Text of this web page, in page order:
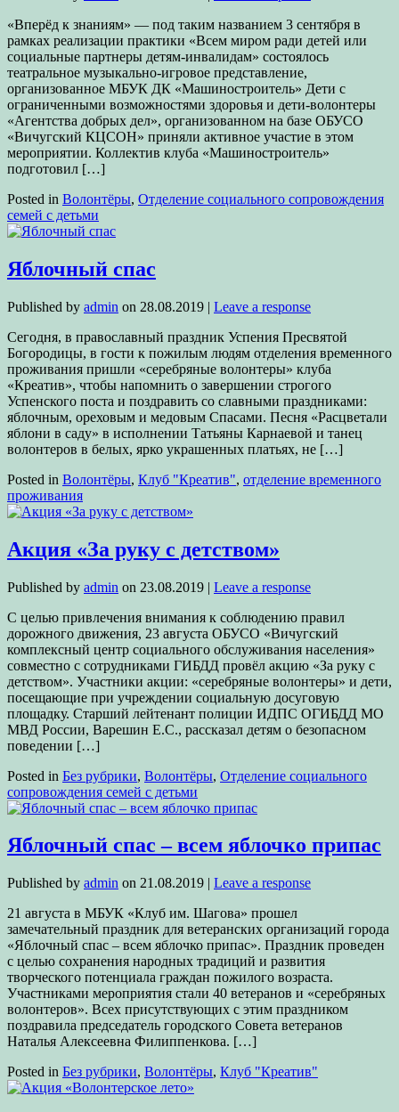
«Вперёд к знаниям» — под таким названием 3 сентября в
рамках реализации практики «Всем миром ради детей или
социальные партнеры детям-инвалидам» состоялось
театральное музыкально-игровое представление,
организованное МБУК ДК «Машиностроитель» Дети с
ограниченными возможностями здоровья и дети-волонтеры
«Агентства добрых дел», организованном на базе ОБУСО
«Вичугский КЦСОН» приняли активное участие в этом
мероприятии. Коллектив клуба «Машиностроитель»
подготовил […]
Posted in Волонтёры, Отделение социального сопровождения
семей с детьми
Яблочный спас
Published by admin on 28.08.2019 | Leave a response
Сегодня, в православный праздник Успения Пресвятой
Богородицы, в гости к пожилым людям отделения временного
проживания пришли «серебряные волонтеры» клуба
«Креатив», чтобы напомнить о завершении строгого
Успенского поста и поздравить со славными праздниками:
яблочным, ореховым и медовым Спасами. Песня «Расцветали
яблони в саду» в исполнении Татьяны Карнаевой и танец
волонтеров в белых, ярко украшенных платьях, не […]
Posted in Волонтёры, Клуб "Креатив", отделение временного
проживания
Акция «За руку с детством»
Published by admin on 23.08.2019 | Leave a response
С целью привлечения внимания к соблюдению правил
дорожного движения, 23 августа ОБУСО «Вичугский
комплексный центр социального обслуживания населения»
совместно с сотрудниками ГИБДД провёл акцию «За руку с
детством». Участники акции: «серебряные волонтеры» и дети,
посещающие при учреждении социальную досуговую
площадку. Старший лейтенант полиции ИДПС ОГИБДД МО
МВД России, Варешин Е.С., рассказал детям о безопасном
поведении […]
Posted in Без рубрики, Волонтёры, Отделение социального
сопровождения семей с детьми
Яблочный спас – всем яблочко припас
Published by admin on 21.08.2019 | Leave a response
21 августа в МБУК «Клуб им. Шагова» прошел
замечательный праздник для ветеранских организаций города
«Яблочный спас – всем яблочко припас». Праздник проведен
с целью сохранения народных традиций и развития
творческого потенциала граждан пожилого возраста.
Участниками мероприятия стали 40 ветеранов и «серебряных
волонтеров». Всех присутствующих с этим праздником
поздравила председатель городского Совета ветеранов
Наталья Алексеевна Филиппенкова. […]
Posted in Без рубрики, Волонтёры, Клуб "Креатив"